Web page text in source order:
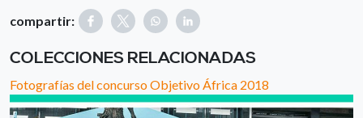
compartir:
COLECCIONES RELACIONADAS
Fotografías del concurso Objetivo África 2018